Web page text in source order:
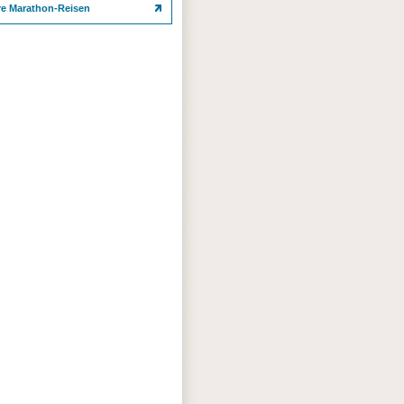
Marathon-Reisen